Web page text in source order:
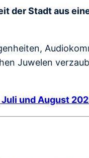
der Stadt aus
Juwelen
und August